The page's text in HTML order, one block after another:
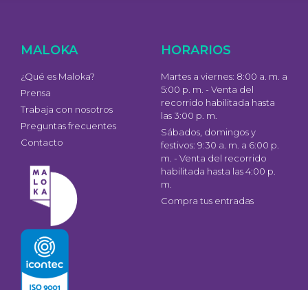
MALOKA
¿Qué es Maloka?
Prensa
Trabaja con nosotros
Preguntas frecuentes
Contacto
HORARIOS
Martes a viernes: 8:00 a. m. a
5:00 p. m. - Venta del
recorrido habilitada hasta
las 3:00 p. m.
Sábados, domingos y
festivos: 9:30 a. m. a 6:00 p.
m. - Venta del recorrido
habilitada hasta las 4:00 p.
m.
Compra tus entradas